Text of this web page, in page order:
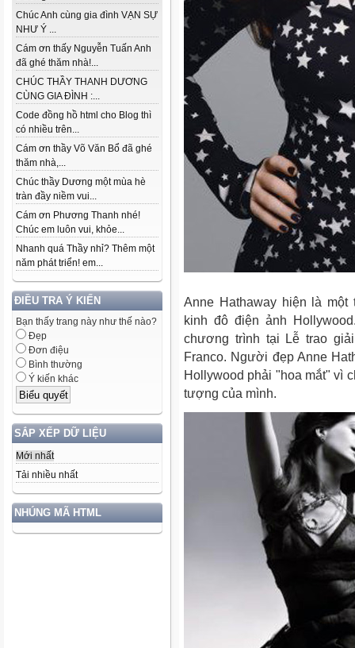
Chúc Anh cùng gia đình VẠN SỰ
NHƯ Ý ...
Cám ơn thấy Nguyễn Tuấn Anh
đã ghé thăm nhà!...
CHÚC THẦY THANH DƯƠNG
CÙNG GIA ĐÌNH :...
Code đồng hồ html cho Blog thì
có nhiều trên...
Cám ơn thầy Võ Văn Bổ đã ghé
thăm nhà,...
Chúc thầy Dương một mùa hè
tràn đầy niềm vui...
Cám ơn Phương Thanh nhé!
Chúc em luôn vui, khỏe...
Nhanh quá Thầy nhỉ? Thêm một
năm phát triển! em...
ĐIỀU TRA Ý KIẾN
Bạn thấy trang này như thế nào?
Đẹp
Đơn điệu
Bình thường
Ý kiến khác
SẮP XẾP DỮ LIỆU
Mới nhất
Tải nhiều nhất
NHÚNG MÃ HTML
Anne Hathaway hiện là
kinh đô điện ảnh
chương trình tại Lễ trao
Franco. Người đẹp Anne
Hollywood phải "hoa mắt" vì
tượng của mình.